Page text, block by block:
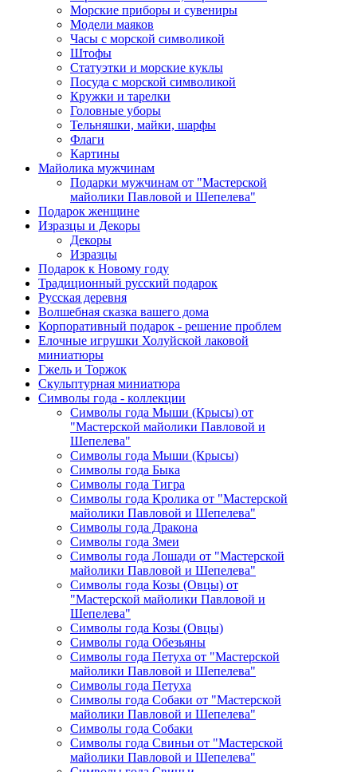
Морские приборы и сувениры
Модели маяков
Часы с морской символикой
Штофы
Статуэтки и морские куклы
Посуда с морской символикой
Кружки и тарелки
Головные уборы
Тельняшки, майки, шарфы
Флаги
Картины
Майолика мужчинам
Подарки мужчинам от "Мастерской
майолики Павловой и Шепелева"
Подарок женщине
Изразцы и Декоры
Декоры
Изразцы
Подарок к Новому году
Традиционный русский подарок
Русская деревня
Волшебная сказка вашего дома
Корпоративный подарок - решение проблем
Елочные игрушки Холуйской лаковой
миниатюры
Гжель и Торжок
Скульптурная миниатюра
Символы года - коллекции
Символы года Мыши (Крысы) от
"Мастерской майолики Павловой и
Шепелева"
Символы года Мыши (Крысы)
Символы года Быка
Символы года Тигра
Символы года Кролика от "Мастерской
майолики Павловой и Шепелева"
Символы года Дракона
Символы года Змеи
Символы года Лошади от "Мастерской
майолики Павловой и Шепелева"
Символы года Козы (Овцы) от
"Мастерской майолики Павловой и
Шепелева"
Символы года Козы (Овцы)
Символы года Обезьяны
Символы года Петуха от "Мастерской
майолики Павловой и Шепелева"
Символы года Петуха
Символы года Собаки от "Мастерской
майолики Павловой и Шепелева"
Символы года Собаки
Символы года Свиньи от "Мастерской
майолики Павловой и Шепелева"